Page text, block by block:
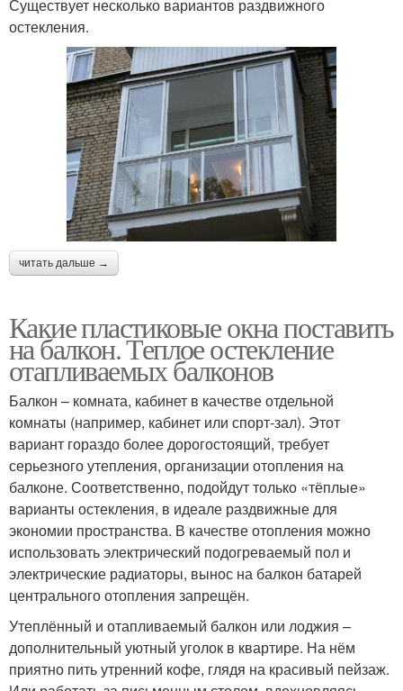
Существует несколько вариантов раздвижного
остекления.
читать дальше →
Какие пластиковые окна поставить
на балкон. Теплое остекление
отапливаемых балконов
Балкон – комната, кабинет в качестве отдельной
комнаты (например, кабинет или спорт-зал). Этот
вариант гораздо более дорогостоящий, требует
серьезного утепления, организации отопления на
балконе. Соответственно, подойдут только «тёплые»
варианты остекления, в идеале раздвижные для
экономии пространства. В качестве отопления можно
использовать электрический подогреваемый пол и
электрические радиаторы, вынос на балкон батарей
центрального отопления запрещён.
Утеплённый и отапливаемый балкон или лоджия –
дополнительный уютный уголок в квартире. На нём
приятно пить утренний кофе, глядя на красивый пейзаж.